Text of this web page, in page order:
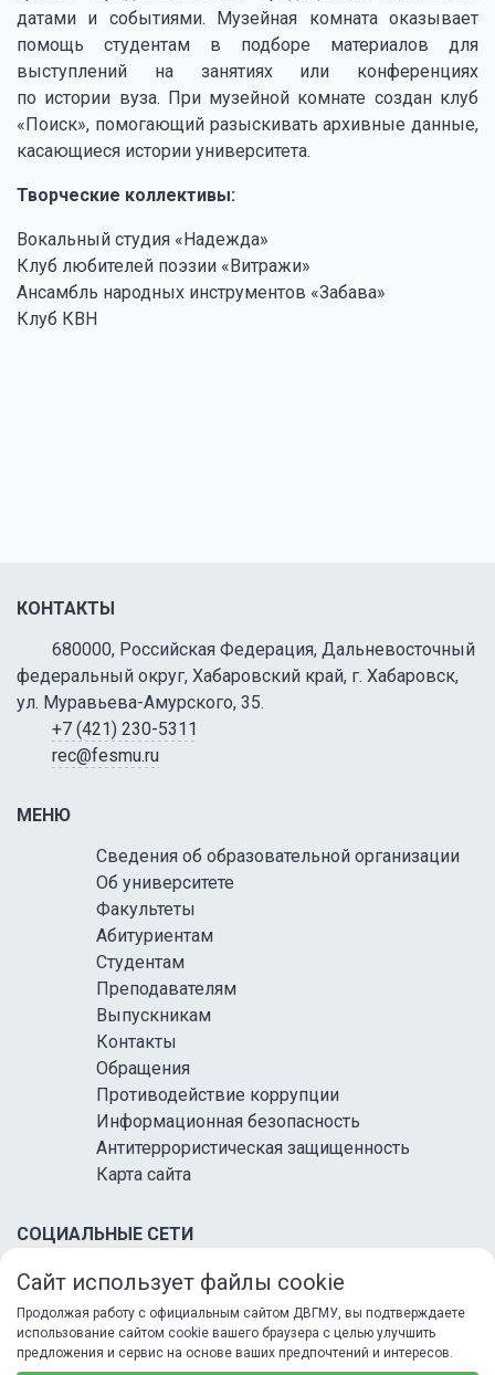
датами и событиями. Музейная комната оказывает
помощь студентам в подборе материалов для
выступлений на занятиях или конференциях
по истории вуза. При музейной комнате создан клуб
«Поиск», помогающий разыскивать архивные данные,
касающиеся истории университета.
Творческие коллективы:
Вокальный студия «Надежда»
Клуб любителей поэзии «Витражи»
Ансамбль народных инструментов «Забава»
Клуб КВН
КОНТАКТЫ
680000, Российская Федерация, Дальневосточный
федеральный округ, Хабаровский край, г. Хабаровск,
ул. Муравьева-Амурского, 35.
+7 (421) 230-5311
rec@fesmu.ru
МЕНЮ
Сведения об образовательной организации
Об университете
Факультеты
Абитуриентам
Студентам
Преподавателям
Выпускникам
Контакты
Обращения
Противодействие коррупции
Информационная безопасность
Антитеррористическая защищенность
Карта сайта
СОЦИАЛЬНЫЕ СЕТИ
Сайт использует файлы cookie
Продолжая работу с официальным сайтом ДВГМУ, вы подтверждаете
использование сайтом cookie вашего браузера с целью улучшить
предложения и сервис на основе ваших предпочтений и интересов.